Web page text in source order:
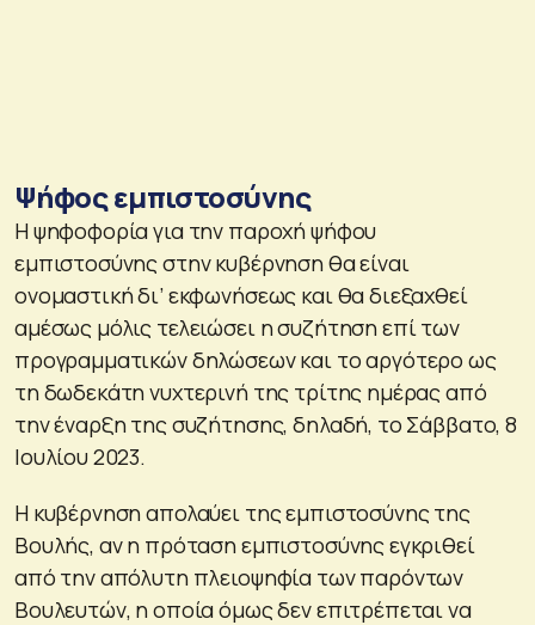
Ψήφος εμπιστοσύνης
Η ψηφοφορία για την παροχή ψήφου
εμπιστοσύνης στην κυβέρνηση θα είναι
ονομαστική δι’ εκφωνήσεως και θα διεξαχθεί
αμέσως μόλις τελειώσει η συζήτηση επί των
προγραμματικών δηλώσεων και το αργότερο ως
τη δωδεκάτη νυχτερινή της τρίτης ημέρας από
την έναρξη της συζήτησης, δηλαδή, το Σάββατο, 8
Ιουλίου 2023.
Η κυβέρνηση απολαύει της εμπιστοσύνης της
Βουλής, αν η πρόταση εμπιστοσύνης εγκριθεί
από την απόλυτη πλειοψηφία των παρόντων
Βουλευτών, η οποία όμως δεν επιτρέπεται να